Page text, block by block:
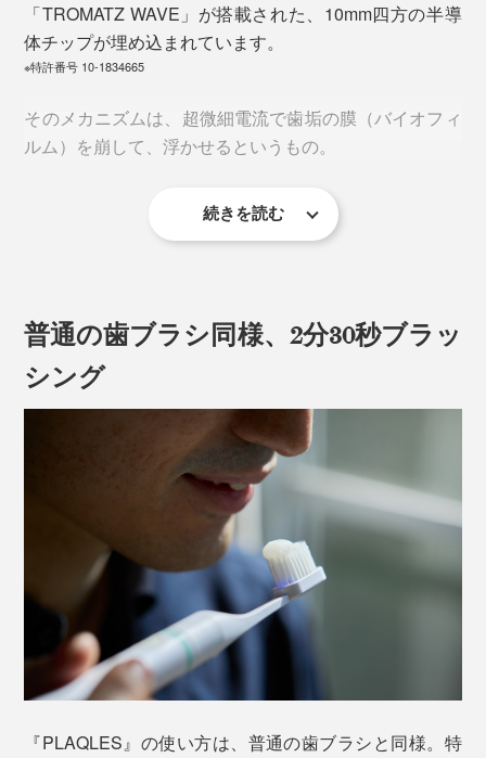
ほとんどの人が毎日歯みがきを欠かさないにもかかわら
ず、45歳で過半数が歯周病
※1厚生労働省 e-ヘルスネット 歯・口腔の健康 歯周病 歯周疾患の有病状況
※2※公益財団法人ライオン歯科衛生研究所 歯と口の健康研究室 歯と歯の間の
ケア方法
さらに、年齢を重ねると歯や歯茎が弱りがちで、電動歯
ブラシは痛くて使えない人も。強い力で磨き続けると、
くことが鍵になります。
このデリケートなお口にこそ使って欲しいのが
『PLAQLES』。刺激・振動なしのまったく新しいテク
ノロジーによる、歯磨き新時代の到来です！
「TROMATZ WAVE」が搭載された、10mm四方の半導
体チップが埋め込まれています。
※特許番号 10-1834665
そのメカニズムは、超微細電流で歯垢の膜（バイオフィ
ルム）を崩して、浮かせるというもの。
国のキム ヨンウク氏が、口腔ケアに応用できるのでは
と考えたのがスタートです。
いことを発見。交流電流で歯垢の膜（バイオフィルム）
続きを読む
普通の歯ブラシ同様、2分30秒ブラッ
シング
『PLAQLES』の使い方は、普通の歯ブラシと同様。特